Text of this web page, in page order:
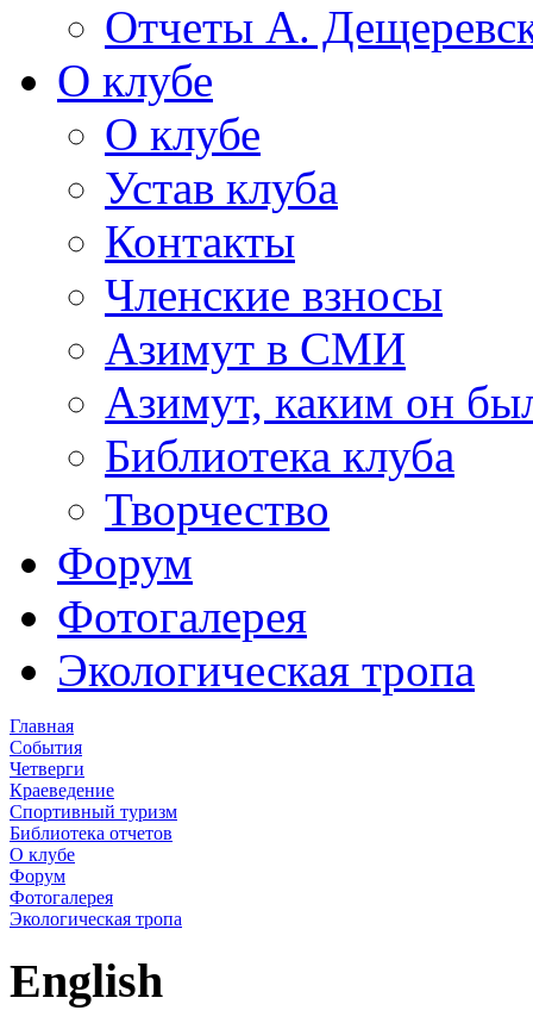
Отчеты А.
О клубе
О клубе
Устав клуба
Контакты
Членские взносы
Азимут в СМИ
Азимут, каким он
Библиотека клуба
Творчество
Форум
Фотогалерея
Экологическая тропа
Главная
События
Четверги
Краеведение
Спортивный туризм
Библиотека отчетов
О клубе
Форум
Фотогалерея
Экологическая тропа
English